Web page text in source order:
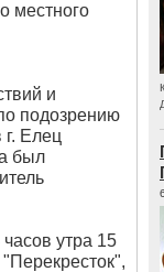
местного
и
подозрению
Елец
был
утра 15